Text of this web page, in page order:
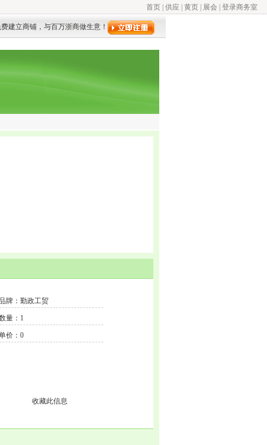
首页 供应 黄页 展会 登录商务室
建立商铺，与百万浙商做生意！
牌：勤政工贸
量：1
价：0
收藏此信息